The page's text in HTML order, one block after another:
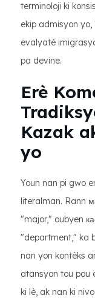
terminoloji ki
ekip admisyon
evalyatè
pa devine.
Erè
Kazak
yo
Youn nan pi gwo
literalman. Rann
"major," oubyen
"department," ka
nan yon kontèks
atansyon tou pou
ki lè, ak nan ki nivo.